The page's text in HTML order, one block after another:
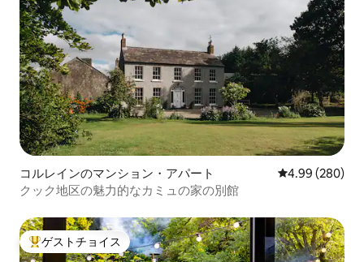
コルレインのマンション・アパート レビュー280
4.99 (280)
クック地区の魅力的なカミュの家の別館
大好評のゲストチョイスです。
ゲストチョイス